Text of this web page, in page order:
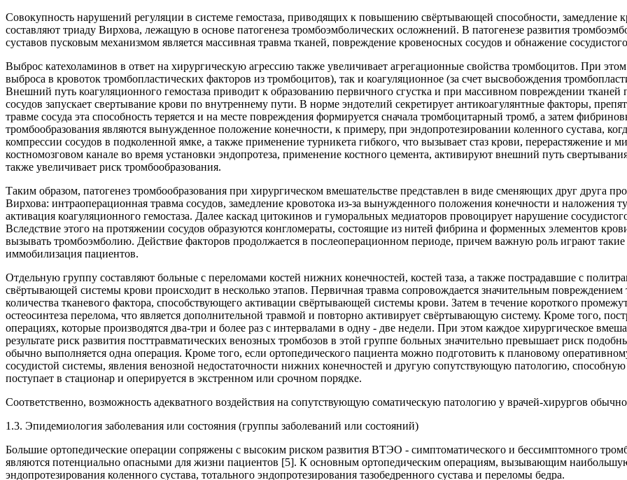
Совокупность нарушений регуляции в системе гемостаза, приводящих к повышению свёртывающей способности, замедление
составляют триаду Вирхова, лежащую в основе патогенеза тромбоэмболических осложнений. В патогенезе развития
суставов пусковым механизмом является массивная травма тканей, повреждение кровеносных сосудов и обнажение
Выброс катехоламинов в ответ на хирургическую агрессию также увеличивает агрегационные свойства тромбоцитов. При этом
выброса в кровоток тромбопластических факторов из тромбоцитов), так и коагуляционное (за счет высвобождения
Внешний путь коагуляционного гемостаза приводит к образованию первичного сгустка и при массивном повреждении
сосудов запускает свертывание крови по внутреннему пути. В норме эндотелий секретирует антикоагулянтные факторы,
травме сосуда эта способность теряется и на месте повреждения формируется сначала тромбоцитарный тромб, а затем
тромбообразования являются вынужденное положение конечности, к примеру, при эндопротезировании коленного сустава,
компрессии сосудов в подколенной ямке, а также применение турникета гибкого, что вызывает стаз крови, перерастяжение и
костномозговом канале во время установки эндопротеза, применение костного цемента, активируют внешний путь
также увеличивает риск тромбообразования.
Таким образом, патогенез тромбообразования при хирургическом вмешательстве представлен в виде сменяющих друг друга
Вирхова: интраоперационная травма сосудов, замедление кровотока из-за вынужденного положения конечности и наложения
активация коагуляционного гемостаза. Далее каскад цитокинов и гуморальных медиаторов провоцирует нарушение
Вследствие этого на протяжении сосудов образуются конгломераты, состоящие из нитей фибрина и форменных элементов
вызывать тромбоэмболию. Действие факторов продолжается в послеоперационном периоде, причем важную роль играют
иммобилизация пациентов.
Отдельную группу составляют больные с переломами костей нижних конечностей, костей таза, а также пострадавшие с
свёртывающей системы крови происходит в несколько этапов. Первичная травма сопровождается значительным
количества тканевого фактора, способствующего активации свёртывающей системы крови. Затем в течение короткого
остеосинтеза перелома, что является дополнительной травмой и повторно активирует свёртывающую систему. Кроме того,
операциях, которые производятся два-три и более раз с интервалами в одну - две недели. При этом каждое хирургическое
результате риск развития посттравматических венозных тромбозов в этой группе больных значительно превышает риск
обычно выполняется одна операция. Кроме того, если ортопедического пациента можно подготовить к плановому
сосудистой системы, явления венозной недостаточности нижних конечностей и другую сопутствующую патологию,
поступает в стационар и оперируется в экстренном или срочном порядке.
Соответственно, возможность адекватного воздействия на сопутствующую соматическую патологию у врачей-хирургов
1.3. Эпидемиология заболевания или состояния (группы заболеваний или состояний)
Большие ортопедические операции сопряжены с высоким риском развития ВТЭО - симптоматического и бессимптомного
являются потенциально опасными для жизни пациентов [5]. К основным ортопедическим операциям, вызывающим наибольшую
эндопротезирования коленного сустава, тотального эндопротезирования тазобедренного сустава и переломы бедра.